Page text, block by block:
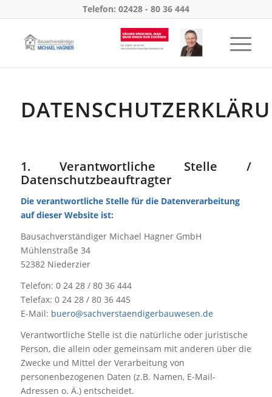
Telefon: 02428 - 80 36 444
1. Verantwortliche Stelle /
Datenschutzbeauftragter
Die verantwortliche Stelle für die Datenverarbeitung
auf dieser Website ist:
Bausachverständiger Michael Hagner GmbH
Mühlenstraße 34
52382 Niederzier
Telefon: 0 24 28 / 80 36 444
Telefax: 0 24 28 / 80 36 445
E-Mail: buero@sachverstaendigerbauwesen.de
Verantwortliche Stelle ist die natürliche oder juristische
Person, die allein oder gemeinsam mit anderen über die
Zwecke und Mittel der Verarbeitung von
personenbezogenen Daten (z.B. Namen, E-Mail-
Adressen o. Ä.) entscheidet.